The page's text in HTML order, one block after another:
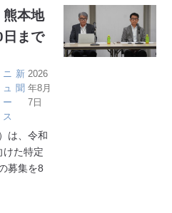
熊本地
日まで
ニ
ュ
ー
ス
新
聞
2026
年8月
7日
は、令和
けた特定
募集を8